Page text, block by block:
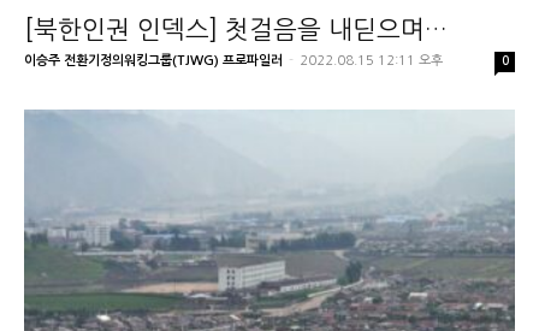
[북한인권 인덱스] 첫걸음을 내딛으며…
이승주 전환기정의워킹그룹(TJWG) 프로파일러 - 2022.08.15 12:11 오후 0